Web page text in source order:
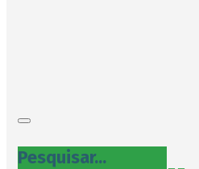
Pesquisar...